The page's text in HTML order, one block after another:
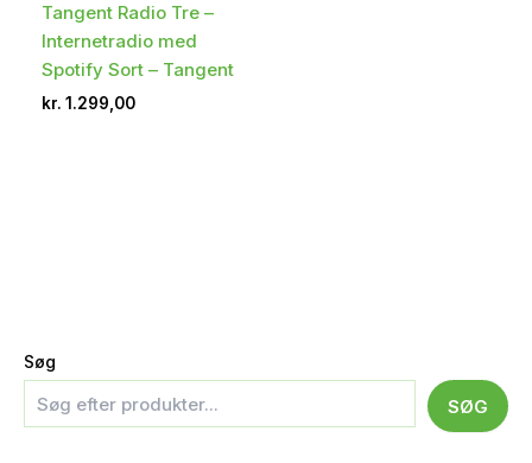
Søg
SØG
Tangent Radio Tre –
Internetradio med
Spotify Sort – Tangent
kr. 1.299,00